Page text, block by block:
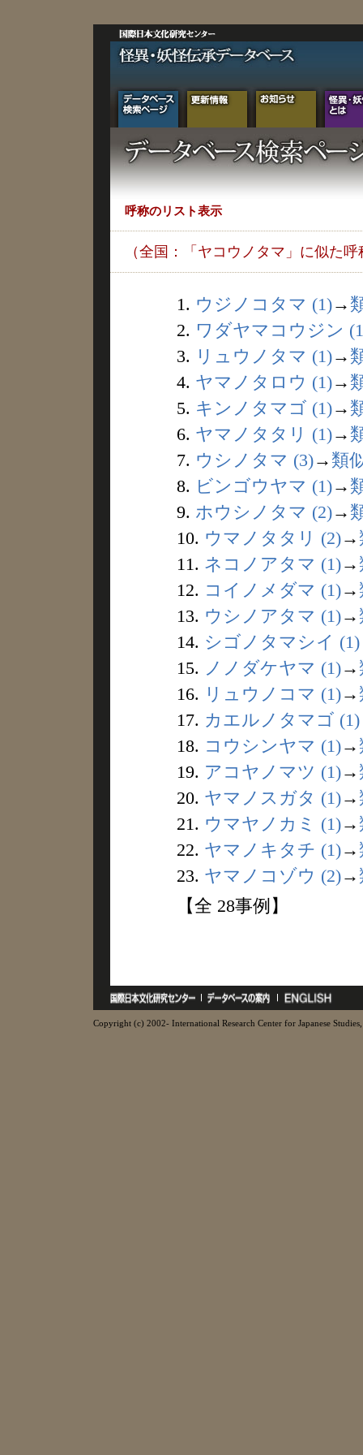
呼称のリスト表示
（全国：「ヤコウノタマ」に似た呼
1. ウジノコタマ (1)→
2. ワダヤマコウジン
3. リュウノタマ (1)→
4. ヤマノタロウ (1)→
5. キンノタマゴ (1)→
6. ヤマノタタリ (1)→
7. ウシノタマ (3)→ 類
8. ビンゴウヤマ (1)→
9. ホウシノタマ (2)→
10. ウマノタタリ (2)→
11. ネコノアタマ (1)→
12. コイノメダマ (1)→
13. ウシノアタマ (1)→
14. シゴノタマシイ (1)
15. ノノダケヤマ (1)→
16. リュウノコマ (1)→
17. カエルノタマゴ (1)
18. コウシンヤマ (1)→
19. アコヤノマツ (1)→
20. ヤマノスガタ (1)→
21. ウマヤノカミ (1)→
22. ヤマノキタチ (1)→
23. ヤマノコゾウ (2)→
【全 28事例】
Copyright (c) 2002- International Research Center for Japanese